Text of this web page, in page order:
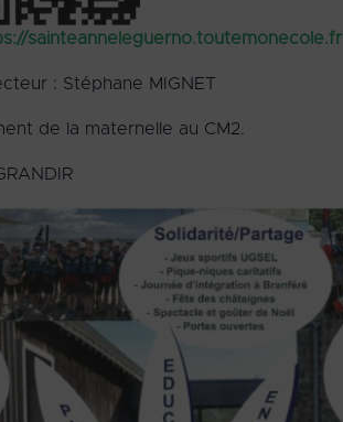
sainteanneleguerno.toutemonecole.fr
: Stéphane MIGNET
de la maternelle au CM2.